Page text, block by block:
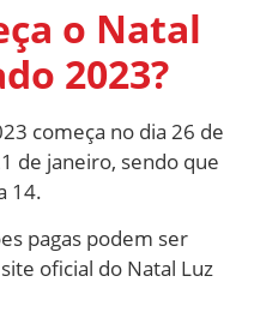
o Natal
2023?
começa no dia 26 de
de janeiro, sendo que
14.
pagas podem ser
oficial do Natal Luz